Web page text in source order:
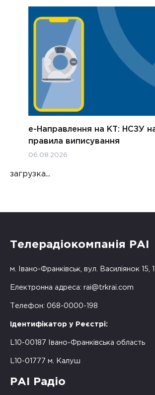
е-Направлення на КТ: НСЗУ
правила виписування
06.08.2026
загрузка...
Телерадіокомпанія РАІ
м. Івано-Франківськ, вул. Василіянок 15,
Електронна адреса: rai@trkrai.com
Телефон: 068-0000-198
Ідентифікатор у Реєстрі:
L10-00187 Івано-Франківська область
L10-01777 м. Калуш
РАІ Радіо